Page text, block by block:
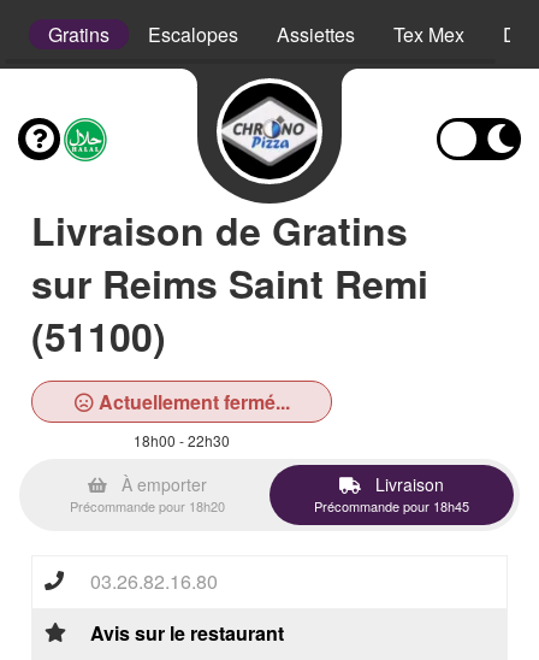
Gratins Escalopes Assiettes Tex Mex
Livraison de Gratins
sur Reims Saint Remi
(51100)
Actuellement fermé...
18h00 - 22h30
À emporter
Précommande pour 18h20
Livraison
Précommande pour 18h45
03.26.82.16.80
Avis sur le restaurant